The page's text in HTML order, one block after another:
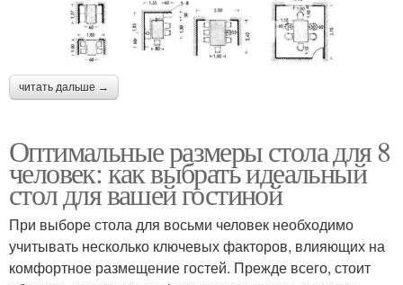
читать дальше →
Оптимальные размеры стола для 8
человек: как выбрать идеальный
стол для вашей гостиной
При выборе стола для восьми человек необходимо
учитывать несколько ключевых факторов, влияющих на
комфортное размещение гостей. Прежде всего, стоит